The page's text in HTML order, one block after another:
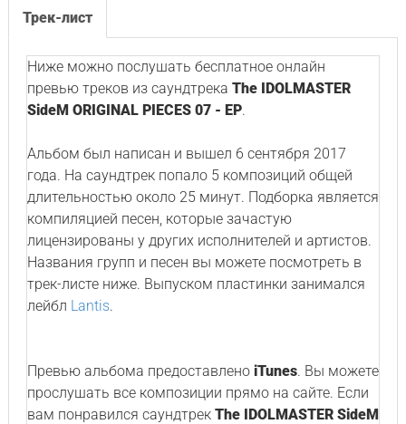
Трек-лист
Ниже можно послушать бесплатное онлайн
превью треков из саундтрека The IDOLMASTER
SideM ORIGINAL PIECES 07 - EP.
Альбом был написан и вышел 6 сентября 2017
года. На саундтрек попало 5 композиций общей
длительностью около 25 минут. Подборка является
компиляцией песен, которые зачастую
лицензированы у других исполнителей и артистов.
Названия групп и песен вы можете посмотреть в
трек-листе ниже. Выпуском пластинки занимался
лейбл Lantis.
Превью альбома предоставлено iTunes. Вы можете
прослушать все композиции прямо на сайте. Если
вам понравился саундтрек The IDOLMASTER SideM